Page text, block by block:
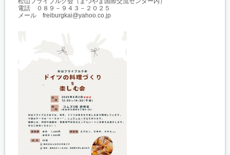
電話 ０８９－９４３－２０２５
メール freiburgkai@yahoo.co.jp